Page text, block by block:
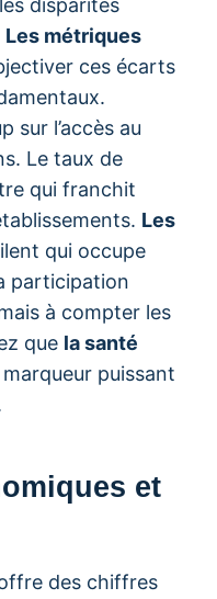
disparités
Les métriques
ces écarts
sur l’accès au
Le taux de
qui franchit
Les
qui occupe
participation
à compter les
que la santé
puissant
et
des chiffres